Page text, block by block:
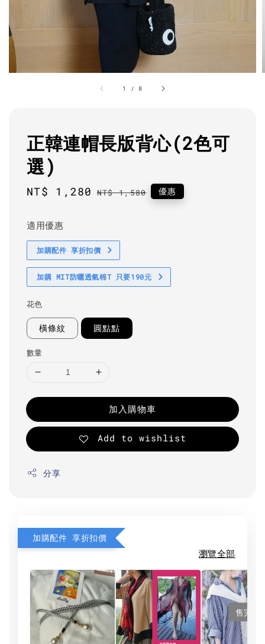
1 / 8
正韓連帽長版背心(2色可
選)
Sale
NT$ 1,280 Regular
NT$ 1,580 優惠
適用優惠
加購配件 享折扣價
加購 MIT防曬透氣棉T 只要190元
花色
橫條紋 圓點點
數量
加入購物車
Add to wishlist
分享
加購配件 享折扣價
瀏覽全部
售完